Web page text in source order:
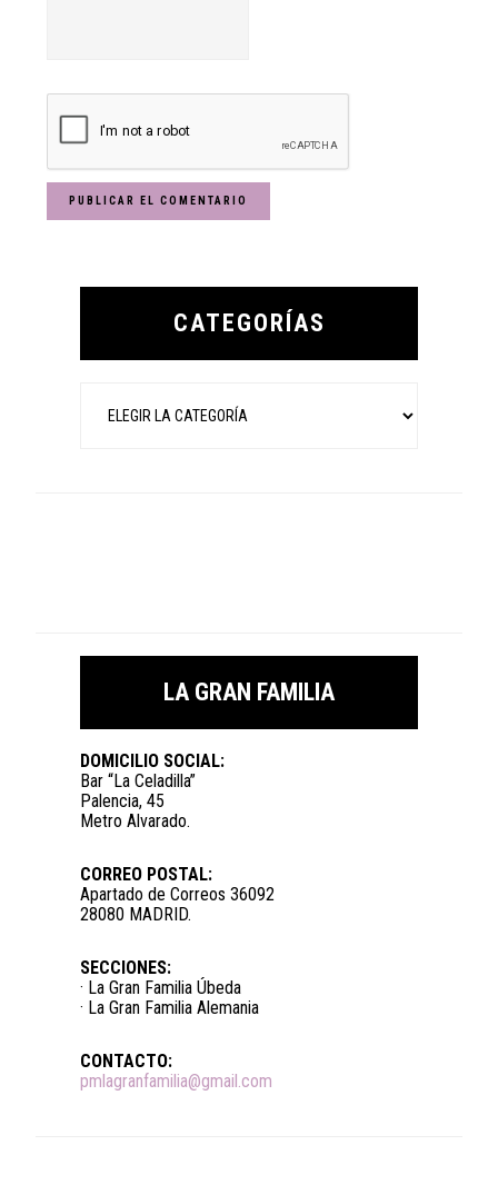
Primary
CATEGORÍAS
LA GRAN FAMILIA
DOMICILIO SOCIAL:
Bar “La Celadilla”
Palencia, 45
Metro Alvarado.
CORREO POSTAL:
Apartado de Correos 36092
28080 MADRID.
SECCIONES:
· La Gran Familia Úbeda
· La Gran Familia Alemania
CONTACTO:
pmlagranfamilia@gmail.com